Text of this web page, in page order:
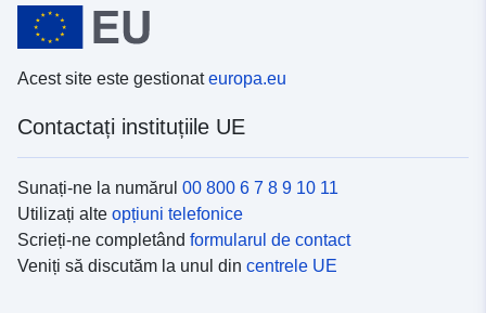
Acest site este gestionateuropa.eu
Contactați instituțiile UE
Sunați-ne la numărul 00 800 6 7 8 9 10 11
Utilizați alte opțiuni telefonice
Scrieți-ne completând formularul de contact
Veniți să discutăm la unul din centrele UE